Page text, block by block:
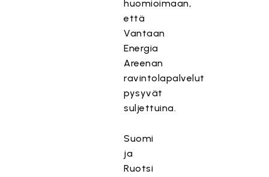
huomioimaan,
että
Vantaan
Energia
Areenan
ravintolapalvelut
pysyvät
suljettuina.
Suomi
ja
Ruotsi